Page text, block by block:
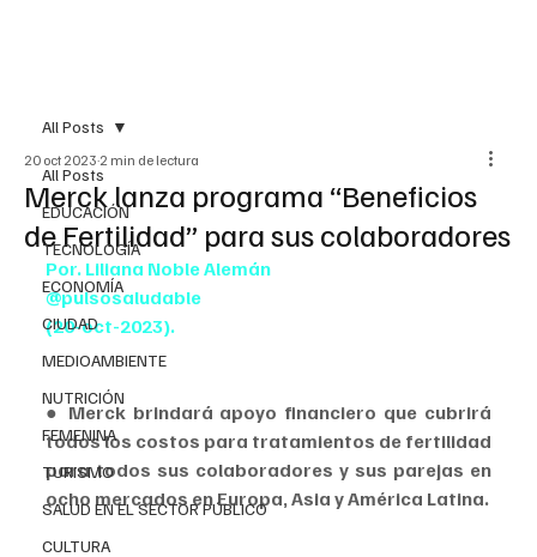
All Posts
EDUCACIÓN
TECNOLOGÍA
ECONOMÍA
CIUDAD
MEDIOAMBIENTE
NUTRICIÓN
FEMENINA
TURISMO
SALUD EN EL SECTOR PÚBLICO
CULTURA
All Posts
Merck lanza programa “Beneficios
de Fertilidad” para sus colaboradores
20 oct 2023 2 min de lectura
Por. Liliana Noble Alemán
@pulsosaludable
(20-oct-2023).
● Merck brindará apoyo financiero que cubrirá
todos los costos para tratamientos de fertilidad
para todos sus colaboradores y sus parejas en
ocho mercados en Europa, Asia y América Latina.